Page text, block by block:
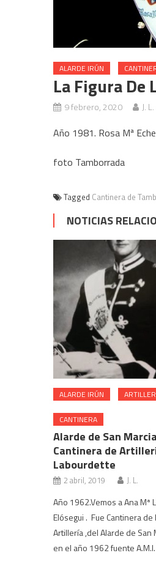
ALARDE IRÚN
La Figura De
9 febrero, 2020 J. L.
Año 1981. Rosa Mª
foto Tamborrada
Tagged Cantinera de
NOTICIAS
ALARDE IRÚN
CANTINERA
Alarde de San
Cantinera de
Labourdette
2 abril, 2019 J. L.
Año 1962.Vemos a Ana Mª
Elósegui . Fue Cantinera de
Artillería ,del Alarde de San
en el año 1962 fuente A.M.I.